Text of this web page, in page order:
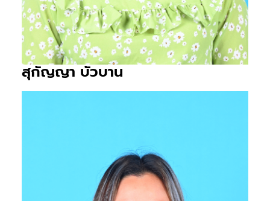
สุกัญญา บัวบาน